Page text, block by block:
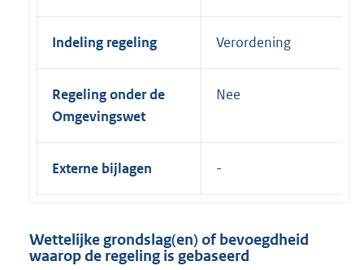
Indeling regeling Verordening
Regeling onder de
Omgevingswet
Nee
Externe bijlagen
Wettelijke grondslag(en) of bevoegdheid
waarop de regeling is gebaseerd